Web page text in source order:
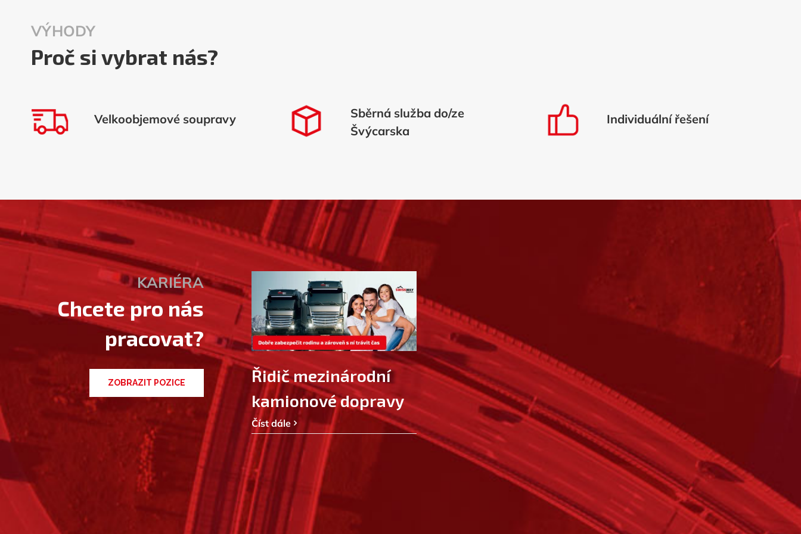
VÝHODY
Proč si vybrat nás?
Velkoobjemové soupravy
Sběrná služba do/ze
Švýcarska
Individuální řešení
KARIÉRA
Chcete pro nás
pracovat?
ZOBRAZIT POZICE
Řidič mezinárodní
kamionové dopravy
Číst dále